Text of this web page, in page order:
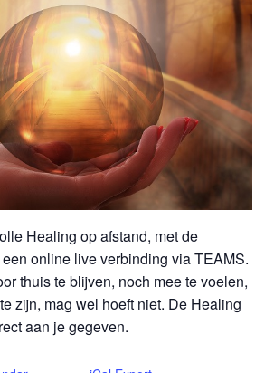
Healing op afstand, met de
online live verbinding via TEAMS.
thuis te blijven, noch mee te voelen,
zijn, mag wel hoeft niet. De Healing
aan je gegeven.